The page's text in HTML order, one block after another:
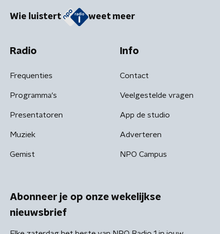
Wie luistert weet meer
Radio
Frequenties
Programma's
Presentatoren
Muziek
Gemist
Info
Contact
Veelgestelde vragen
App de studio
Adverteren
NPO Campus
Abonneer je op onze wekelijkse
nieuwsbrief